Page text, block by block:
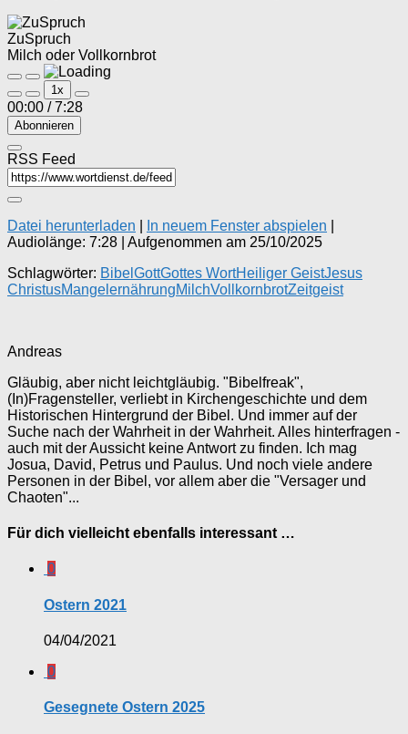
ZuSpruch
Milch oder Vollkornbrot
Play
Episode
Pause
Episode
1x
00:00 / 7:28
Abonnieren
RSS Feed
Datei herunterladen In neuem Fenster abspielen
Audiolänge: 7:28
Aufgenommen am 25/10/2025
Schlagwörter: Bibel GottGottes WortHeiliger GeistJesus
ChristusMangelernährungMilchVollkornbrotZeitgeist
Andreas
Gläubig, aber nicht leichtgläubig. "Bibelfreak",
(In)Fragensteller, verliebt in Kirchengeschichte und dem
Historischen Hintergrund der Bibel. Und immer auf der
Suche nach der Wahrheit in der Wahrheit. Alles hinterfragen -
auch mit der Aussicht keine Antwort zu finden. Ich mag
Josua, David, Petrus und Paulus. Und noch viele andere
Personen in der Bibel, vor allem aber die "Versager und
Chaoten"...
Für dich vielleicht ebenfalls interessant …
0
Ostern 2021
04/04/2021
0
Gesegnete Ostern 2025